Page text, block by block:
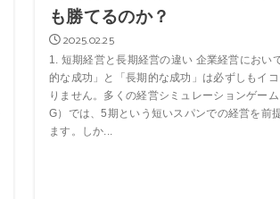
も勝てるのか？
2025.02.25
1. 短期経営と長期経営の違い 企業経営におい
的な成功」と「長期的な成功」は必ずしもイ
りません。多くの経営シミュレーションゲー
G）では、5期という短いスパンでの経営を前
ます。しか...